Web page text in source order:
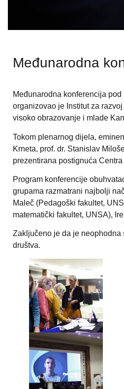
Međunarodna
Međunarodna konferencija
organizovao je Institut za
visoko obrazovanje i mlade
Tokom plenarnog dijela,
Krneta, prof. dr. Stanislav
prezentirana postignuća
Program konferencije
grupama razmatrani najbolji
Maleč (Pedagoški fakultet,
matematički fakultet, UNSA),
Zaključeno je da je
društva.